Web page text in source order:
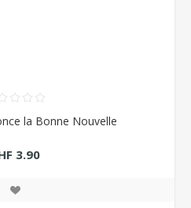
la Bonne Nouvelle
3.90